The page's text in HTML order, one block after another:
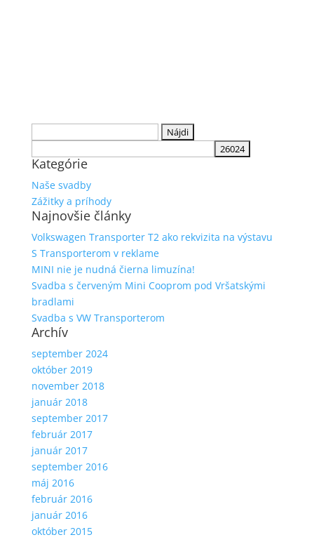
Kategórie
Naše svadby
Zážitky a príhody
Najnovšie články
Volkswagen Transporter T2 ako rekvizita na výstavu
S Transporterom v reklame
MINI nie je nudná čierna limuzína!
Svadba s červeným Mini Cooprom pod Vršatskými
bradlami
Svadba s VW Transporterom
Archív
september 2024
október 2019
november 2018
január 2018
september 2017
február 2017
január 2017
september 2016
máj 2016
február 2016
január 2016
október 2015